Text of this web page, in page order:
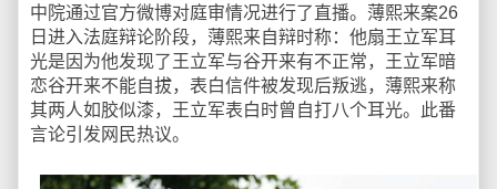
中院通过官方微博对庭审情况进行了直播。薄熙来案26
日进入法庭辩论阶段，薄熙来自辩时称：他扇王立军耳
光是因为他发现了王立军与谷开来有不正常，王立军暗
恋谷开来不能自拔，表白信件被发现后叛逃，薄熙来称
其两人如胶似漆，王立军表白时曾自打八个耳光。此番
言论引发网民热议。